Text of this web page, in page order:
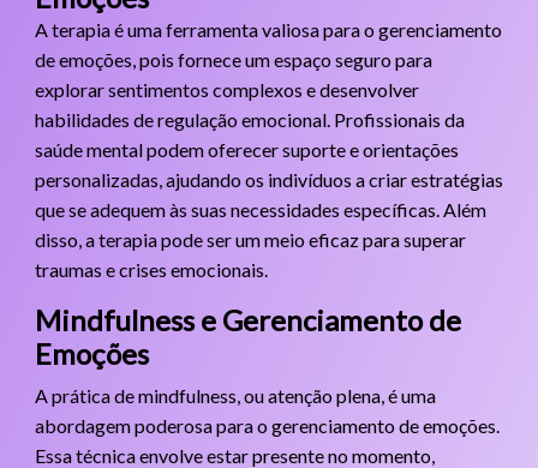
A terapia é uma ferramenta valiosa para o gerenciamento
de emoções, pois fornece um espaço seguro para
explorar sentimentos complexos e desenvolver
habilidades de regulação emocional. Profissionais da
saúde mental podem oferecer suporte e orientações
personalizadas, ajudando os indivíduos a criar estratégias
que se adequem às suas necessidades específicas. Além
disso, a terapia pode ser um meio eficaz para superar
traumas e crises emocionais.
Mindfulness e Gerenciamento de
Emoções
A prática de mindfulness, ou atenção plena, é uma
abordagem poderosa para o gerenciamento de emoções.
Essa técnica envolve estar presente no momento,